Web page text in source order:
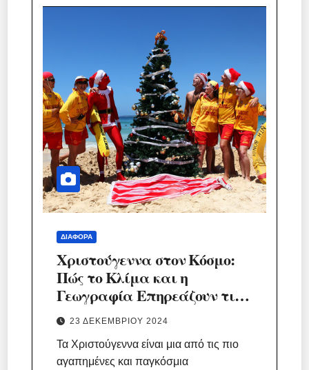
ΔΙΆΦΟΡΑ
Χριστούγεννα στον Κόσμο:
Πώς το Κλίμα και η
Γεωγραφία Επηρεάζουν τις
Γιορτές
23 ΔΕΚΕΜΒΡΊΟΥ 2024
Τα Χριστούγεννα είναι μια από τις πιο
αγαπημένες και παγκόσμια